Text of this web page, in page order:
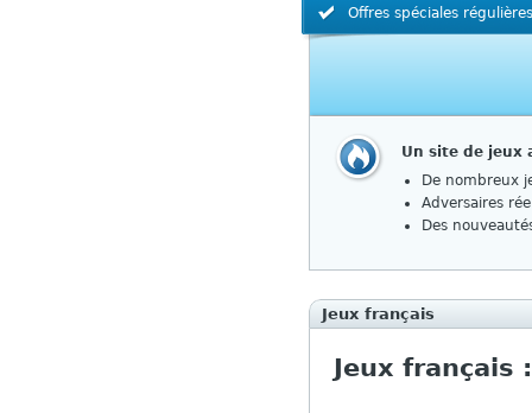
Offres spéciales régulières
Un site de jeux
De nombreux
Adversaires
Des
Jeux français
Jeux français